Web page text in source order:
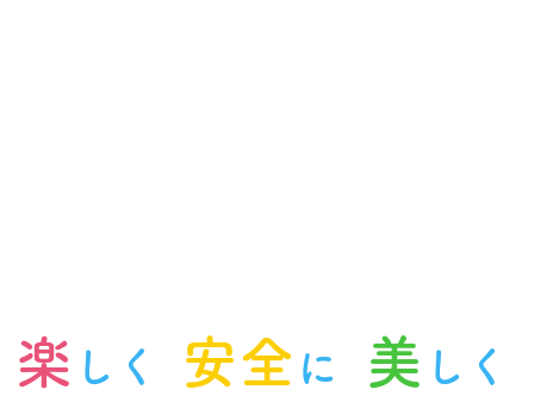
楽 しく 安全 に 美 しく